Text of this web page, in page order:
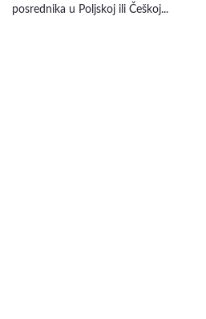
posrednika u Poljskoj ili Češkoj...